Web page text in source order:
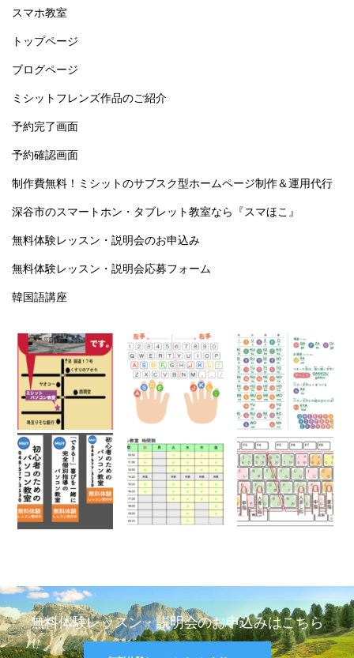
スマホ教室
トップページ
ブログページ
ミシットフレンズ作品のご紹介
予約完了画面
予約確認画面
制作費無料！ミシットのサブスク型ホームページ制作＆運用代行
深谷市のスマートホン・タブレット教室なら『スマほこ』
無料体験レッスン・説明会のお申込み
無料体験レッスン・説明会応募フォーム
韓国語講座
無料体験レッスン・説明会のお申込みはこちら